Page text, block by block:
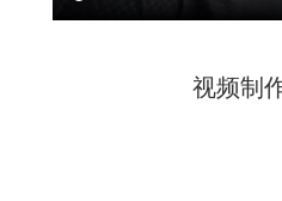
视频制